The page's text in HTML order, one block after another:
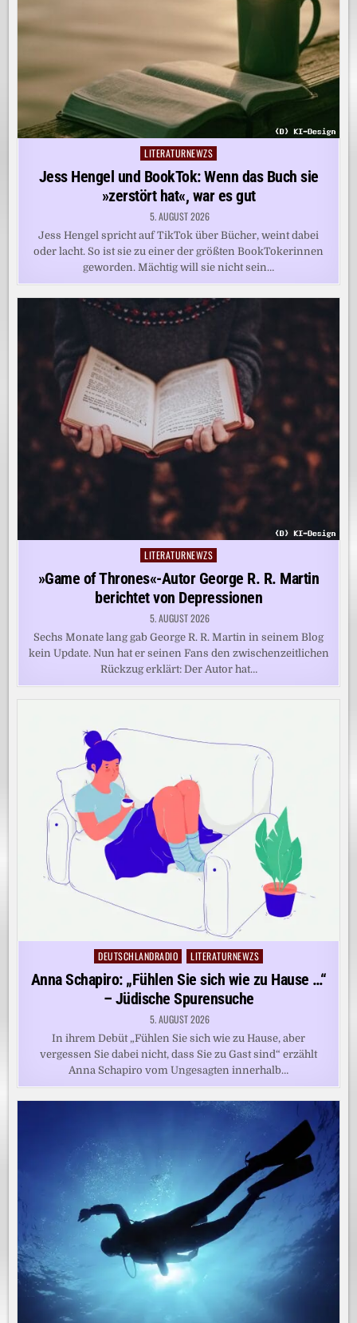
Posted
in
LITERATURNEWZS
Jess Hengel und BookTok: Wenn das Buch sie
»zerstört hat«, war es gut
5. AUGUST 2026
Jess Hengel spricht auf TikTok über Bücher, weint dabei
oder lacht. So ist sie zu einer der größten BookTokerinnen
geworden. Mächtig will sie nicht sein…
Posted
LITERATURNEWZS
»Game of Thrones«-Autor George R. R. Martin
berichtet von Depressionen
5. AUGUST 2026
Sechs Monate lang gab George R. R. Martin in seinem Blog
kein Update. Nun hat er seinen Fans den zwischenzeitlichen
Rückzug erklärt: Der Autor hat…
Posted
DEUTSCHLANDRADIO LITERATURNEWZS
Anna Schapiro: „Fühlen Sie sich wie zu Hause …“
– Jüdische Spurensuche
5. AUGUST 2026
In ihrem Debüt „Fühlen Sie sich wie zu Hause, aber
vergessen Sie dabei nicht, dass Sie zu Gast sind“ erzählt
Anna Schapiro vom Ungesagten innerhalb…